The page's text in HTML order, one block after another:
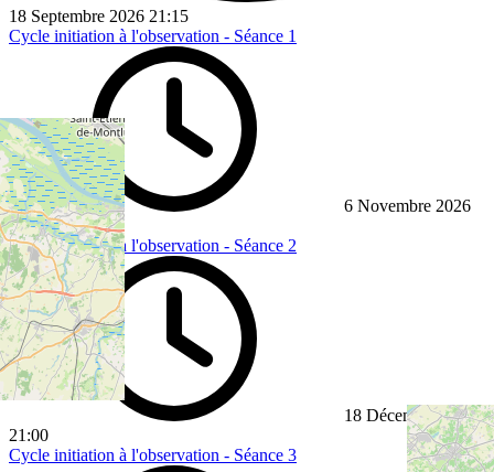
18 Septembre 2026 21:15
Cycle initiation à l'observation - Séance 1
6 Novembre 2026
21:00
Cycle initiation à l'observation - Séance 2
18 Décembre 2026
21:00
Cycle initiation à l'observation - Séance 3